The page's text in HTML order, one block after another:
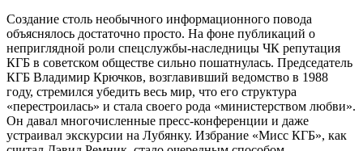
Создание столь необычного информационного повода
объяснялось достаточно просто. На фоне публикаций о
неприглядной роли спецслужбы-наследницы ЧК репутация
КГБ в советском обществе сильно пошатнулась. Председатель
КГБ Владимир Крючков, возглавивший ведомство в 1988
году, стремился убедить весь мир, что его структура
«перестроилась» и стала своего рода «министерством любви».
Он давал многочисленные пресс-конференции и даже
устраивал экскурсии на Лубянку. Избрание «Мисс КГБ», как